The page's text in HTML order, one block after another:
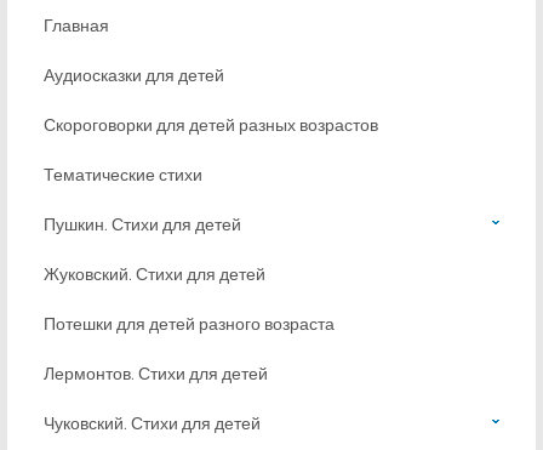
Главная
Аудиосказки для детей
Скороговорки для детей разных возрастов
Тематические стихи
Пушкин. Стихи для детей
Жуковский. Стихи для детей
Потешки для детей разного возраста
Лермонтов. Стихи для детей
Чуковский. Стихи для детей